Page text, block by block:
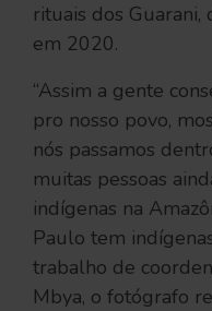
rituais dos Guarani,
em 2020.
“Assim a gente
pro nosso povo,
nós passamos
muitas pessoas
indígenas na
Paulo tem
trabalho de
Mbya, o fotógrafo